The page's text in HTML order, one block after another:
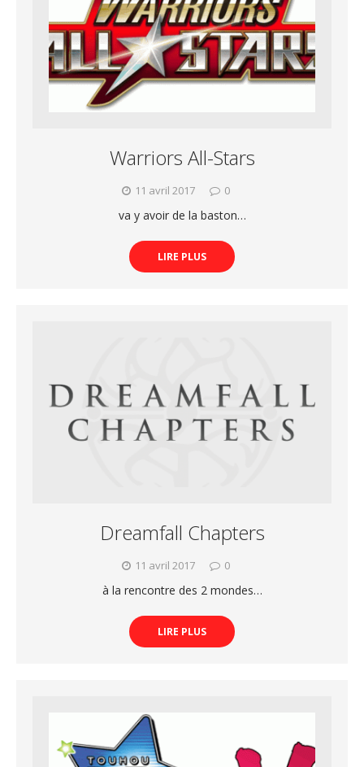
Warriors All-Stars
11 avril 2017 0
va y avoir de la baston…
LIRE PLUS
Dreamfall Chapters
11 avril 2017 0
à la rencontre des 2 mondes…
LIRE PLUS